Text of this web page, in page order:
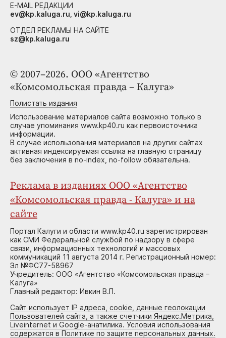
© 2007–2026. ООО «Агентство
«Комсомольская правда – Калуга»
Полистать издания
Использование материалов сайта возможно только в
случае упоминания www.kp40.ru как первоисточника
информации.
В случае использования материалов на других сайтах
активная индексируемая ссылка на главную страницу
без заключения в no-index, no-follow обязательна.
Реклама в изданиях ООО «Агентство
«Комсомольская правда - Калуга» и на
сайте
Портал Калуги и области www.kp40.ru зарегистрирован
как СМИ Федеральной службой по надзору в сфере
связи, информационных технологий и массовых
коммуникаций 11 августа 2014 г. Регистрационный номер:
Эл №ФС77-58967
Учредитель: ООО «Агентство «Комсомольская правда –
Калуга»
Главный редактор: Ивкин В.П.
Сайт использует IP адреса, cookie, данные геолокации
Пользователей сайта, а также счетчики Яндекс.Метрика,
Liveinternet и Google-анатилика. Условия использования
содержатся в Политике по защите персональных данных.
E-MAIL РЕДАКЦИИ
ev@kp.kaluga.ru, vi@kp.kaluga.ru
ОТДЕЛ РЕКЛАМЫ НА САЙТЕ
sz@kp.kaluga.ru